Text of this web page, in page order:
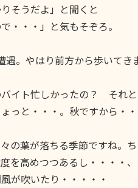
そうだよ」と聞くと
・・・」と気もそぞろ。
遇。やはり前方から歩いて
イト忙しかったの？ それと
っと・・・。秋ですから・・
の葉が落ちる季節ですね。
を高めつつあるし・・・・
が吹いたり・・・・・